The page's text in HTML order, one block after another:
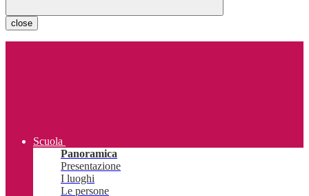
close
Scuola
Panoramica
Presentazione
I luoghi
Le persone